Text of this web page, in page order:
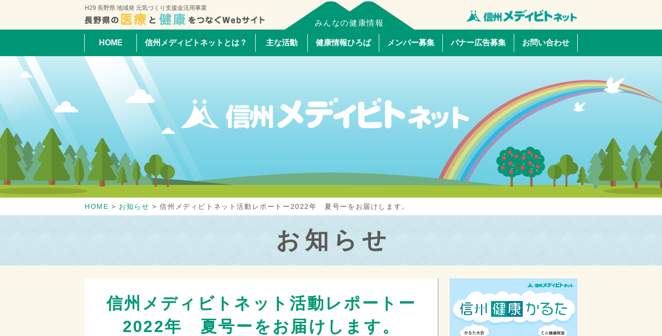
H29 長野県 地域発 元気づくり支援金活用事業
みんなの健康情報
HOME 信州メディビトネットとは？ 主な活動 健康情報ひろば メンバー募集 バナー広告募集 お問い合わせ
HOME > お知らせ >信州メディビトネット活動レポートー2022年 夏号ーをお届けします。
お知らせ
信州メディビトネット活動レポートー
2022年 夏号ーをお届けします。